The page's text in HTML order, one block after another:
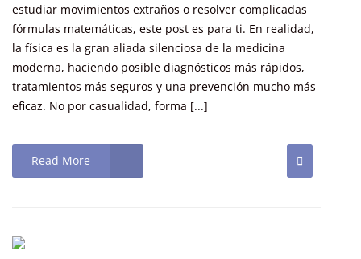
estudiar movimientos extraños o resolver complicadas
fórmulas matemáticas, este post es para ti. En realidad,
la física es la gran aliada silenciosa de la medicina
moderna, haciendo posible diagnósticos más rápidos,
tratamientos más seguros y una prevención mucho más
eficaz. No por casualidad, forma [...]
Read More